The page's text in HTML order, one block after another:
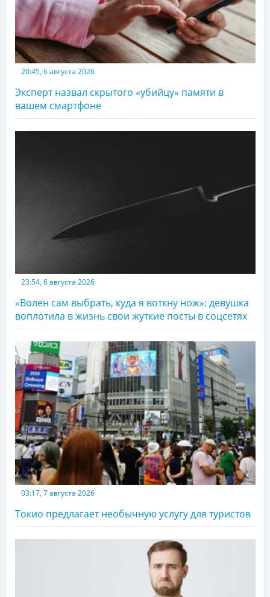
20:45, 6 августа 2026
Эксперт назвал скрытого «убийцу» памяти в
вашем смартфоне
23:54, 6 августа 2026
«Волен сам выбрать, куда я воткну нож»: девушка
воплотила в жизнь свои жуткие посты в соцсетях
03:17, 7 августа 2026
Токио предлагает необычную услугу для туристов